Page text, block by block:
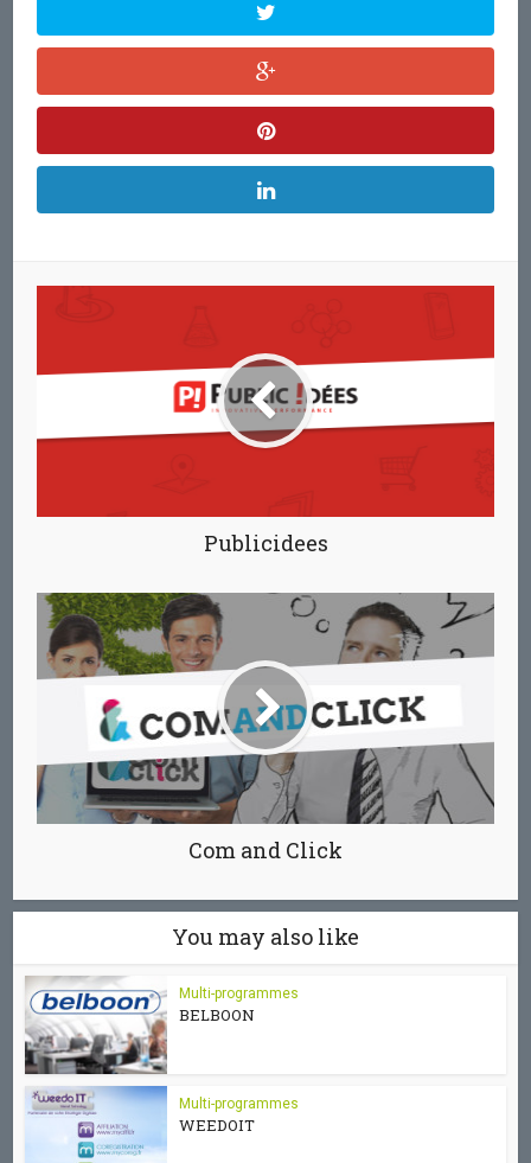
Publicidees
Com and Click
You may also like
Multi-programmes
BELBOON
Multi-programmes
WEEDOIT